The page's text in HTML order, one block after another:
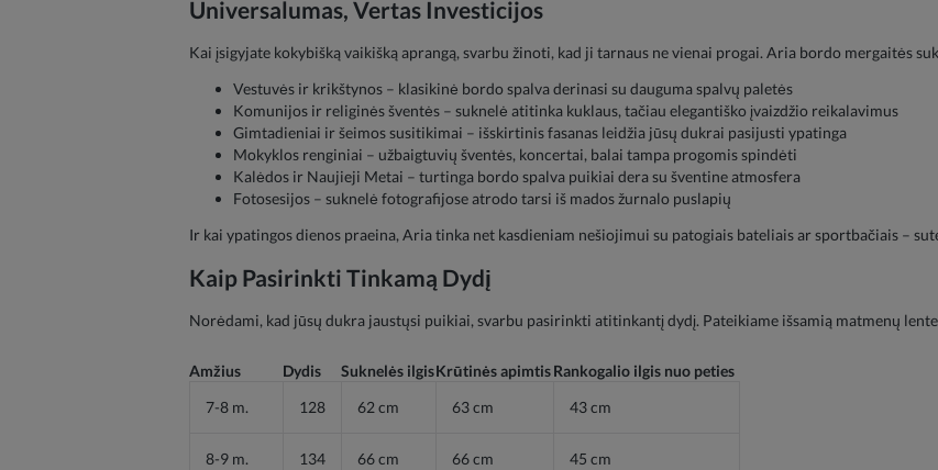
Universalumas, Vertas Investicijos
Kai įsigyjate kokybišką vaikišką aprangą, svarbu žinoti, kad ji tarnaus ne vienai progai. Aria bordo mergaitės
Vestuvės ir krikštynos – klasikinė bordo spalva derinasi su dauguma spalvų paletės
Komunijos ir religinės šventės – suknelė atitinka kuklaus, tačiau elegantiško įvaizdžio reikalavimus
Gimtadieniai ir šeimos susitikimai – išskirtinis fasanas leidžia jūsų dukrai pasijusti ypatinga
Mokyklos renginiai – užbaigtuvių šventės, koncertai, balai tampa progomis spindėti
Kalėdos ir Naujieji Metai – turtinga bordo spalva puikiai dera su šventine atmosfera
Fotosesijos – suknelė fotografijose atrodo tarsi iš mados žurnalo puslapių
Ir kai ypatingos dienos praeina, Aria tinka net kasdieniam nešiojimui su patogiais bateliais ar sportbačiais –
Kaip Pasirinkti Tinkamą Dydį
Norėdami, kad jūsų dukra jaustųsi puikiai, svarbu pasirinkti atitinkantį dydį. Pateikiame išsamią matmenų
Amžius Dydis Suknelės ilgisKrūtinės apimtisRankogalio ilgis nuo peties
7-8 m.
128 62 cm 63 cm 43 cm
8-9 m. 134 66 cm 66 cm 45 cm